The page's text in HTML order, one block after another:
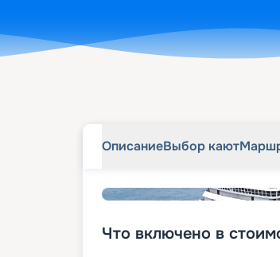
ОписаниеВыбор кают
Что включено в